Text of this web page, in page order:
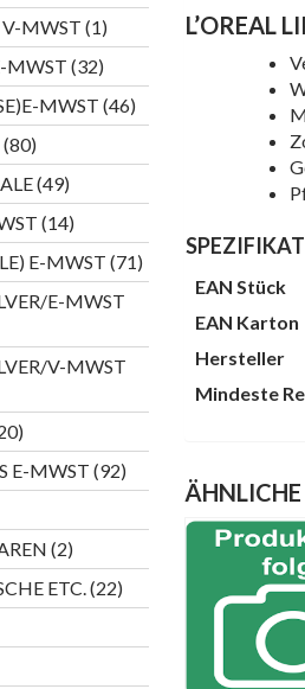
L’OREAL
EAN Stück
EAN Karton
Hersteller
Mindeste
Produkt
MWST 11
Produkt
MWST 3232
Produkte
MWST 4646
Produkte
8080
Produkte
4949
Produkte
1414
Produkte
E-MWST 7171
Produkte
E-MWST
V-MWST
20
Produkte
E-MWST 9292
Produkte
22
Produkte
ETC. 2222
Produkte